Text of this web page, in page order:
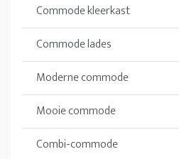
Commode kleerkast
Commode lades
Moderne commode
Mooie commode
Combi-commode